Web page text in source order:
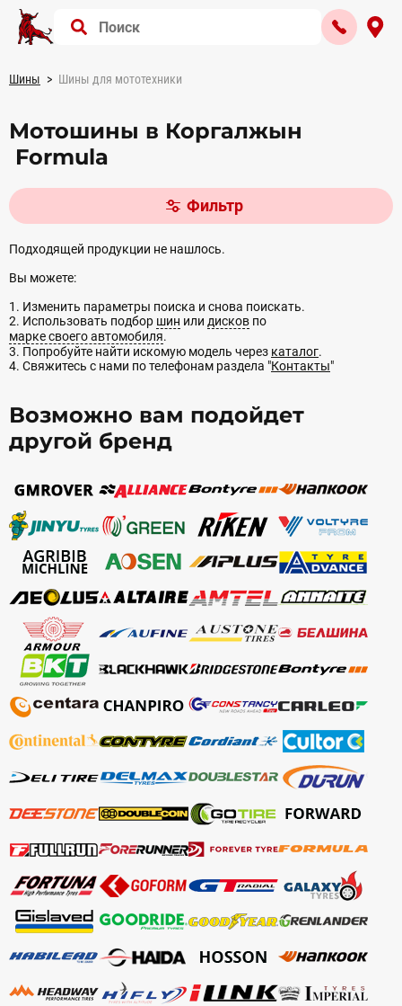
Шины Шины для мототехники
Мотошины в Коргалжын
Formula
Фильтр
Подходящей продукции не нашлось.
Вы можете:
1. Изменить параметры поиска и снова поискать.
2. Использовать подбор шин или дисков по
марке своего автомобиля.
3. Попробуйте найти искомую модель через каталог.
4. Свяжитесь с нами по телефонам раздела "Контакты"
Возможно вам подойдет
другой бренд